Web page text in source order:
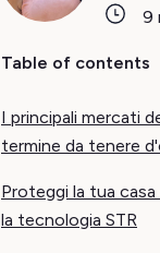
9
Table of contents
I principali mercati
termine da tenere
Proteggi la tua
la tecnologia STR